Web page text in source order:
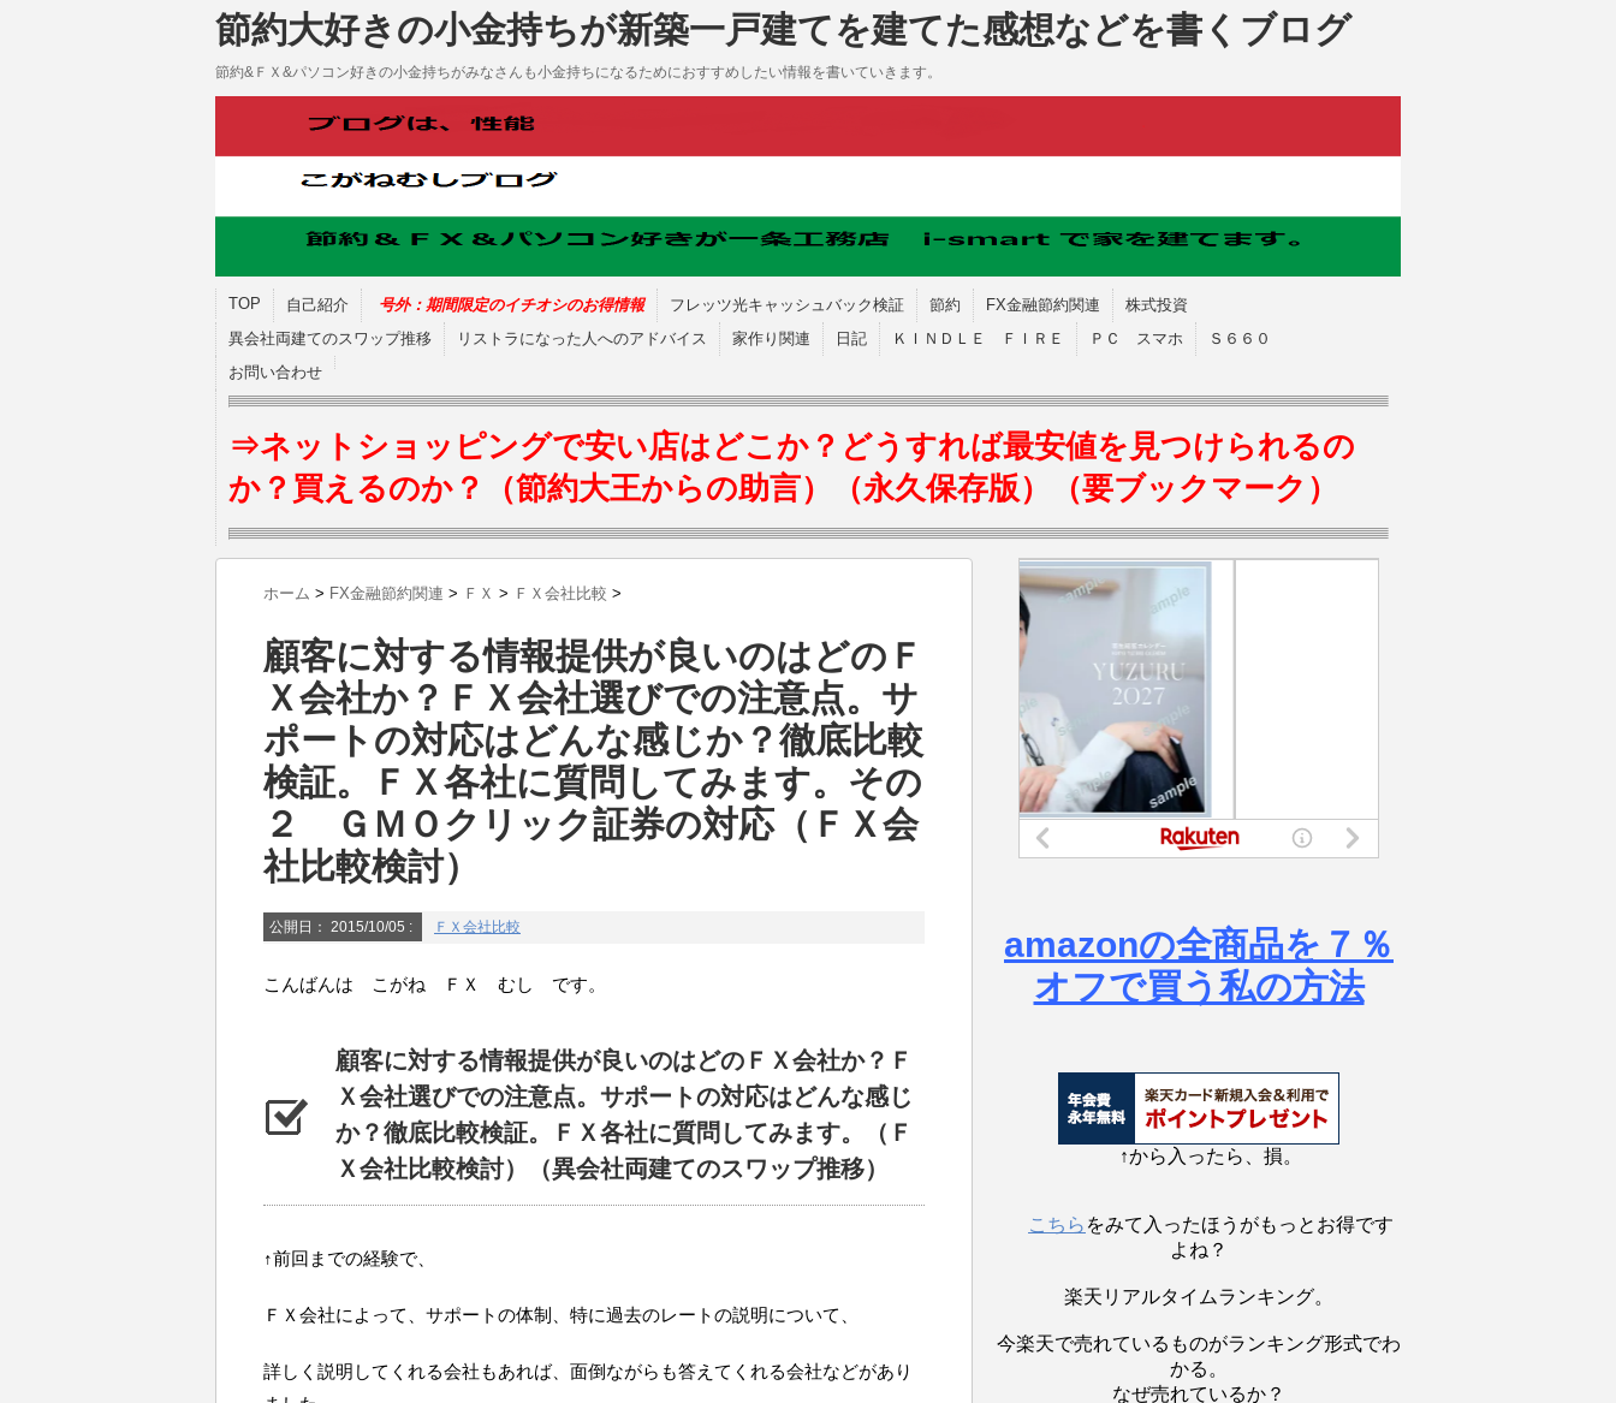
節約大好きの小金持ちが新築一戸建てを建てた感想などを書くブログ
節約&ＦＸ&パソコン好きの小金持ちがみなさんも小金持ちになるためにおすすめしたい情報を書いていきます。
TOP 自己紹介 号外：期間限定のイチオシのお得情報 フレッツ光キャッシュバック検証 節約 FX金融節約関連
株式投資
異会社両建てのスワップ推移
リストラになった人へのアドバイス 家作り関連 日記 ＫＩＮＤＬＥ ＦＩＲＥ ＰＣ スマホ
Ｓ６６０
お問い合わせ
⇒ネットショッピングで安い店はどこか？どうすれば最安値を見つけられるの
か？買えるのか？（節約大王からの助言）（永久保存版）（要ブックマーク）
ホーム > FX金融節約関連 > ＦＸ > ＦＸ会社比較 >
顧客に対する情報提供が良いのはどのＦ
Ｘ会社か？ＦＸ会社選びでの注意点。サ
ポートの対応はどんな感じか？徹底比較
検証。ＦＸ各社に質問してみます。その
２ ＧＭＯクリック証券の対応（ＦＸ会
社比較検討）
公開日： 2015/10/05 : ＦＸ会社比較
こんばんは こがね ＦＸ むし です。
顧客に対する情報提供が良いのはどのＦＸ会社か？Ｆ
Ｘ会社選びでの注意点。サポートの対応はどんな感じ
か？徹底比較検証。ＦＸ各社に質問してみます。（Ｆ
Ｘ会社比較検討）（異会社両建てのスワップ推移）
↑前回までの経験で、
ＦＸ会社によって、サポートの体制、特に過去のレートの説明について、
詳しく説明してくれる会社もあれば、面倒ながらも答えてくれる会社などがあり
amazonの全商品を７％
オフで買う私の方法
↑から入ったら、損。
こちら をみて入ったほうがもっとお得です
よね？
楽天リアルタイムランキング。
今楽天で売れているものがランキング形式でわ
かる。
なぜ売れているか？